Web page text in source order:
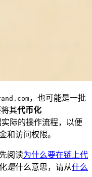
，也可能是一批
其代币化
实际的操作流程，以便
和访问权限。
阅读为什么要在链上代
是什么意思，请从什么